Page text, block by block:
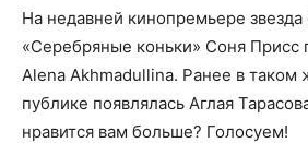
На недавней кинопремьере
«Серебряные коньки» Соня Присс
Alena Akhmadullina. Ранее в таком
публике появлялась Аглая
нравится вам больше? Голосуем!